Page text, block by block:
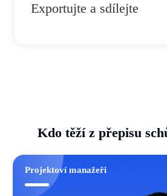
Exportujte a sdílejte
Kdo těží z přepisu
Projektoví manažeři